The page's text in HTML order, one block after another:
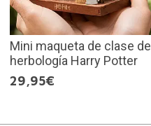
Mini maqueta de clase de
herbología Harry Potter
29,95€